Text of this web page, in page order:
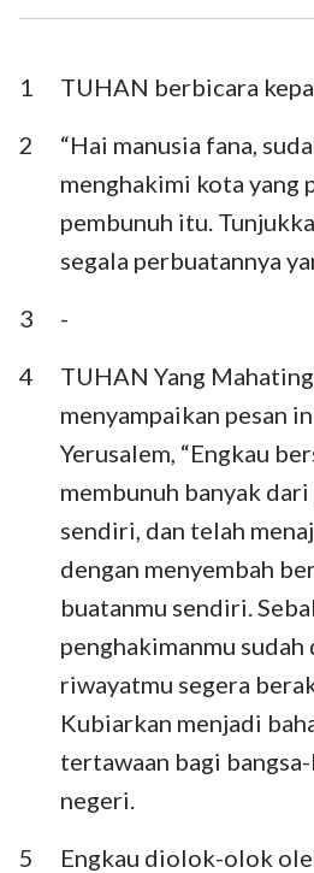
Ezra
Ester
Mazmur
Pengkhotbah
Yesaya
Obaja
Mikha
Habakuk
Hagai
Maleakhi
1
TUHAN berbicara
2
“Hai manusia fana,
menghakimi kota yang
pembunuh itu.
segala perbuatannya
3
-
4
TUHAN Yang
menyampaikan pesan
Yerusalem, “Engkau
membunuh banyak
sendiri, dan telah
dengan menyembah
buatanmu sendiri.
penghakimanmu sudah
riwayatmu segera
Kubiarkan menjadi
tertawaan bagi
negeri.
5
Engkau diolok-olok